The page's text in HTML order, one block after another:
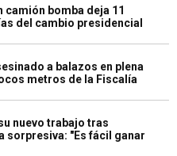
camión bomba deja 11
del cambio presidencial
a balazos en plena
metros de la Fiscalía
nuevo trabajo tras
sorpresiva: "Es fácil ganar